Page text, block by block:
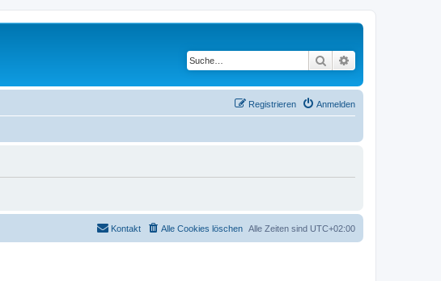
Suche
Anmelden
Registrieren
Alle Zeiten sind UTC+02:00
Alle Cookies löschen
Kontakt